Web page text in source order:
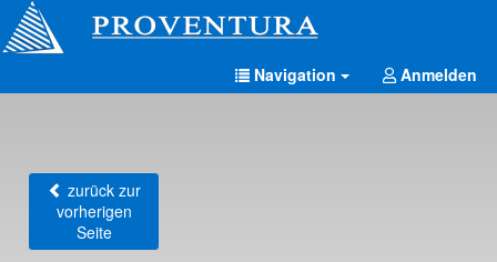
Navigation Anmelden
zurück zur
vorherigen
Seite